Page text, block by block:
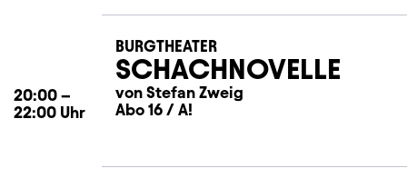
20:00 –
22:00 Uhr
BURGTHEATER
SCHACHNOVELLE
von Stefan Zweig
Abo 16 / A!